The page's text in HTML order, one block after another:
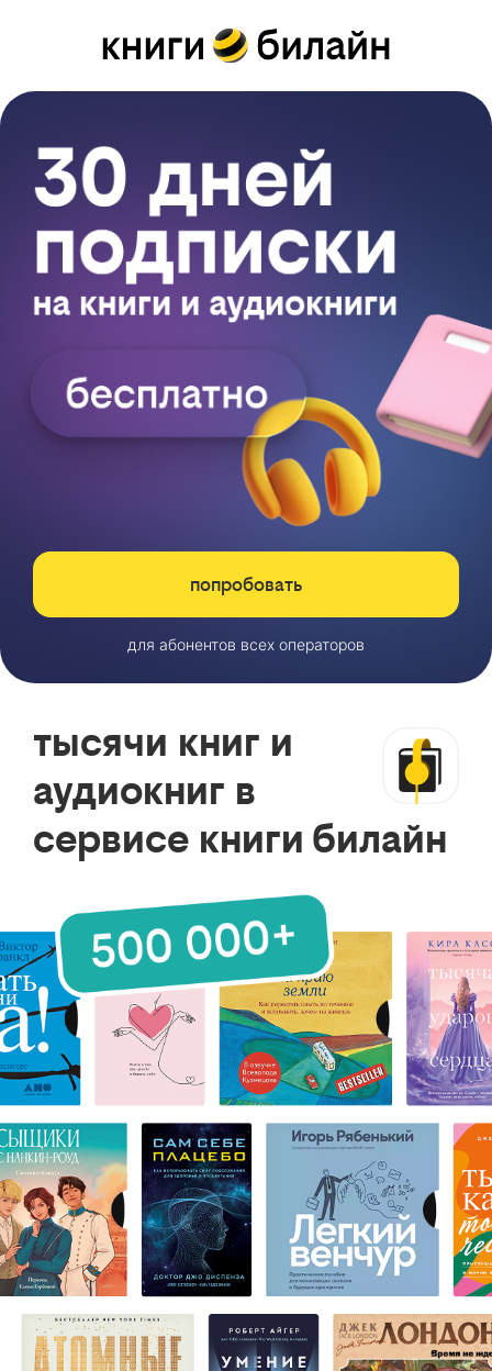
попробовать
для абонентов всех операторов
тысячи книг и
аудиокниг в
сервисе книги билайн